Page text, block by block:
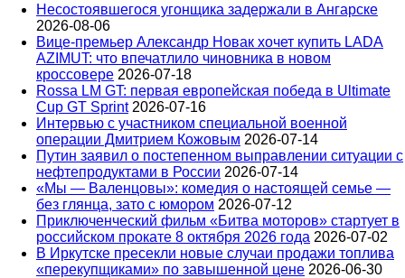
Несостоявшегося угонщика задержали в Ангарске
2026-08-06
Вице‑премьер Александр Новак хочет купить LADA
AZIMUT: что впечатлило чиновника в новом
кроссовере 2026-07-18
Rossa LM GT: первая европейская победа в Ultimate
Cup GT Sprint 2026-07-16
Интервью с участником специальной военной
операции Дмитрием Кожовым 2026-07-14
Путин заявил о постепенном выправлении ситуации с
нефтепродуктами в России 2026-07-14
«Мы — Валенцовы»: комедия о настоящей семье —
без глянца, зато с юмором 2026-07-12
Приключенческий фильм «Битва моторов» стартует в
российском прокате 8 октября 2026 года 2026-07-02
В Иркутске пресекли новые случаи продажи топлива
«перекупщиками» по завышенной цене 2026-06-30